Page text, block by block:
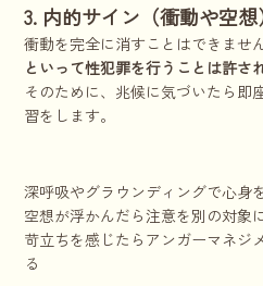
3. 内的サイン（衝動や空
衝動を完全に消すことはできませ
といって性犯罪を行うことは許さ
そのために、兆候に気づいたら即
習をします。
深呼吸やグラウンディングで心身
空想が浮かんだら注意を別の対象
苛立ちを感じたらアンガーマネジ
る